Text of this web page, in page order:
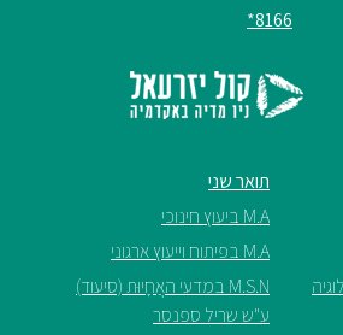
8166*
תואר שני
M.A ביעוץ חינוכי
M.A בפיתוח וייעוץ ארגוני
M.S.N במדעי האֲחָיוּת (סיעוד)
ע"ש שריל ספנסר